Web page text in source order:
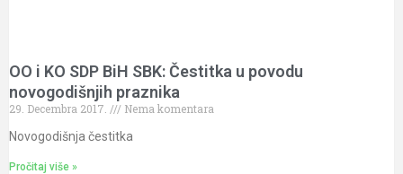
OO i KO SDP BiH SBK: Čestitka u povodu
novogodišnjih praznika
29. Decembra 2017.
Nema komentara
Novogodišnja čestitka
Pročitaj više »